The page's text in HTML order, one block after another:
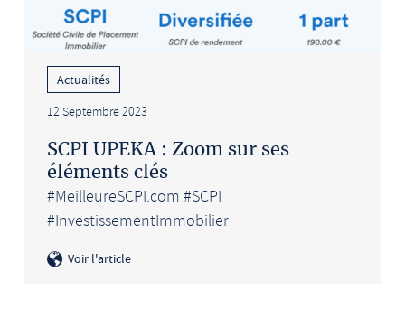
Actualités
12 Septembre 2023
SCPI UPEKA : Zoom sur ses
éléments clés
#MeilleureSCPI.com #SCPI
#InvestissementImmobilier
Voir l'article